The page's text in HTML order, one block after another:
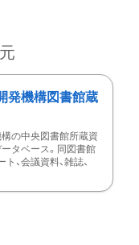
発機構図書館蔵
の中央図書館所蔵資
タベース。同図書館
、会議資料、雑誌、